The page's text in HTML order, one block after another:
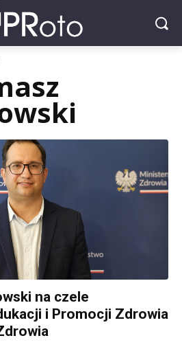
na czele
i Promocji Zdrowia